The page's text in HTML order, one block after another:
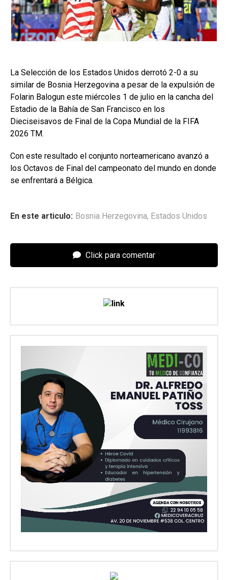
La Selección de los Estados Unidos derrotó 2-0 a su
similar de Bosnia Herzegovina a pesar de la expulsión de
Folarin Balogun este miércoles 1 de julio en la cancha del
Estadio de la Bahía de San Francisco en los
Dieciseisavos de Final de la Copa Mundial de la FIFA
2026 TM.
Con este resultado el conjunto norteamericano avanzó a
los Octavos de Final del campeonato del mundo en donde
se enfrentará a Bélgica.
En este articulo: Bosnia Herzegovina, Estados Unidos
Click para comentar